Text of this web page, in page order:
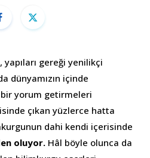
gereği yenilikçi
dünyamızın içinde
yorum getirmeleri
çıkan yüzlerce hatta
dahi kendi içerisinde
oluyor. Hâl böyle olunca da